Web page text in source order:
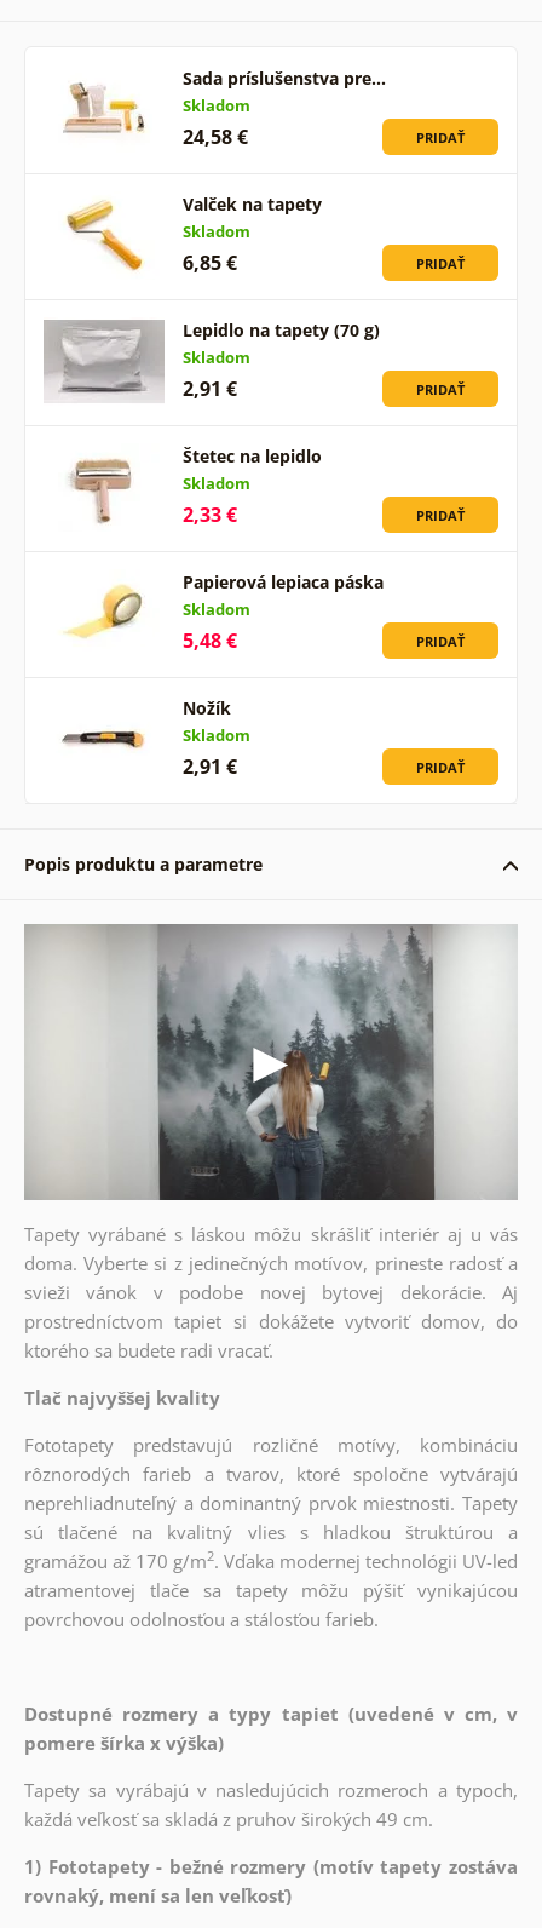
Sada príslušenstva pre…
Skladom
24,58 € PRIDAŤ
Valček na tapety
Skladom
6,85 € PRIDAŤ
Lepidlo na tapety (70 g)
Skladom
2,91 € PRIDAŤ
Štetec na lepidlo
Skladom
2,33 € PRIDAŤ
Papierová lepiaca páska
Skladom
5,48 € PRIDAŤ
Nožík
Skladom
2,91 € PRIDAŤ
Popis produktu a parametre
Tapety vyrábané s láskou môžu skrášliť interiér aj u vás
doma. Vyberte si z jedinečných motívov, prineste radosť a
svieži vánok v podobe novej bytovej dekorácie. Aj
prostredníctvom tapiet si dokážete vytvoriť domov, do
ktorého sa budete radi vracať.
Tlač najvyššej kvality
Fototapety predstavujú rozličné motívy, kombináciu
rôznorodých farieb a tvarov, ktoré spoločne vytvárajú
neprehliadnuteľný a dominantný prvok miestnosti. Tapety
sú tlačené na kvalitný vlies s hladkou štruktúrou a
gramážou až 170 g/m2. Vďaka modernej technológii UV-led
atramentovej tlače sa tapety môžu pýšiť vynikajúcou
povrchovou odolnosťou a stálosťou farieb.
Dostupné rozmery a typy tapiet (uvedené v cm, v
pomere šírka x výška)
Tapety sa vyrábajú v nasledujúcich rozmeroch a typoch,
každá veľkosť sa skladá z pruhov širokých 49 cm.
1) Fototapety - bežné rozmery (motív tapety zostáva
rovnaký, mení sa len veľkosť)